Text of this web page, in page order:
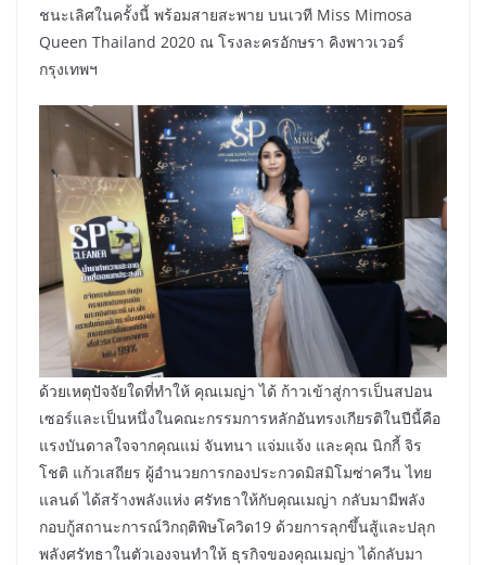
ชนะเลิศในครั้งนี้ พร้อมสายสะพาย บนเวที Miss Mimosa
Queen Thailand 2020 ณ โรงละครอักษรา คิงพาวเวอร์
กรุงเทพฯ
ด้วยเหตุปัจจัยใดที่ทำให้ คุณเมญ่า ได้ ก้าวเข้าสู่การเป็นสปอน
เซอร์และเป็นหนึ่งในคณะกรรมการหลักอันทรงเกียรติในปีนี้คือ
แรงบันดาลใจจากคุณแม่ จันทนา แจ่มแจ้ง และคุณ นิกกี้ จิร
โชติ แก้วเสถียร ผู้อำนวยการกองประกวดมิสมิโมซ่าควีน ไทย
แลนด์ ได้สร้างพลังแห่ง ศรัทธาให้กับคุณเมญ่า กลับมามีพลัง
กอบกู้สถานะการณ์วิกฤติพิษโควิด19 ด้วยการลุกขึ้นสู้และปลุก
พลังศรัทธาในตัวเองจนทำให้ ธุรกิจของคุณเมญ่า ได้กลับมา